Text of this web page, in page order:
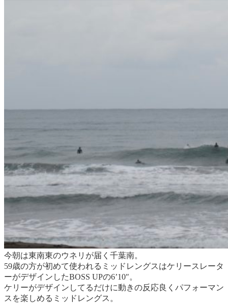
今朝は東南東のウネリが届く千葉南。
59歳の方が初めて使われるミッドレングスはケリースレータ
ーがデザインしたBOSS UPの6’10″。
ケリーがデザインしてるだけに動きの反応良くパフォーマン
スを楽しめるミッドレングス。